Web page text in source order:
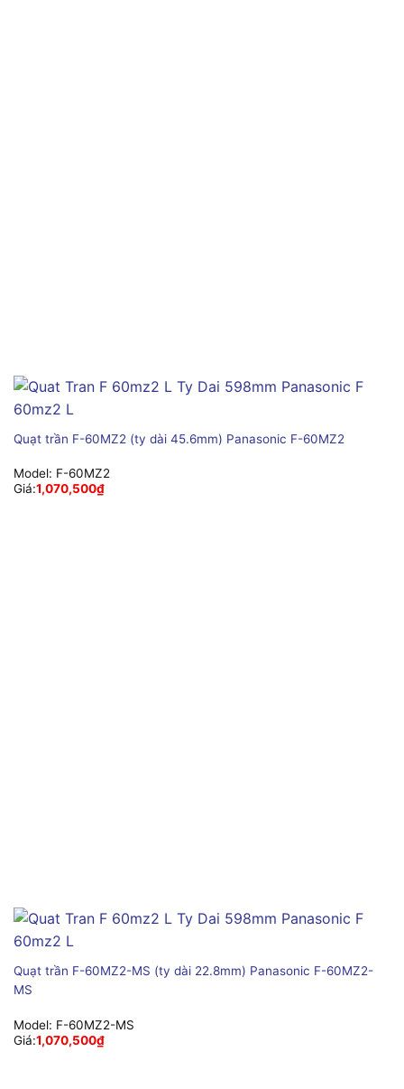
Quạt trần F-60MZ2 (ty dài 45.6mm) Panasonic F-60MZ2
Model: F-60MZ2
Giá:1,070,500₫
Quạt trần F-60MZ2-MS (ty dài 22.8mm) Panasonic F-60MZ2-
MS
Model: F-60MZ2-MS
Giá:1,070,500₫